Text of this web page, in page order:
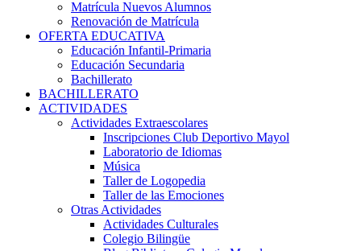
Matrícula Nuevos Alumnos
Renovación de Matrícula
OFERTA EDUCATIVA
Educación Infantil-Primaria
Educación Secundaria
Bachillerato
BACHILLERATO
ACTIVIDADES
Actividades Extraescolares
Inscripciones Club Deportivo Mayol
Laboratorio de Idiomas
Música
Taller de Logopedia
Taller de las Emociones
Otras Actividades
Actividades Culturales
Colegio Bilingüe